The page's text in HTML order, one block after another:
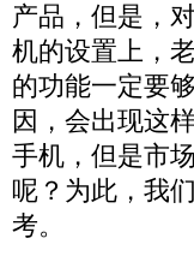
产品，但是，
机的设置上，
的功能一定要
因，会出现这
手机，但是市
呢？为此，我
考。